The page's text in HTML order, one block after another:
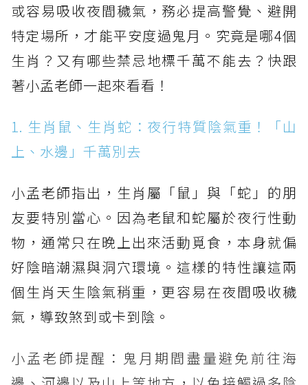
或容易吸收夜間穢氣，務必提高警覺、避開
特定場所，才能平安度過鬼月。究竟是哪4個
生肖？又有哪些禁忌地標千萬不能去？快跟
著小孟老師一起來看看！
1. 生肖鼠、生肖蛇：夜行特質陰氣重！「山
上、水邊」千萬別去
小孟老師指出，生肖屬「鼠」與「蛇」的朋
友要特別當心。因為老鼠和蛇屬於夜行性動
物，通常只在晚上出來活動覓食，本身就偏
好陰暗潮濕與洞穴環境。這樣的特性讓這兩
個生肖天生陰氣稍重，更容易在夜間吸收穢
氣，導致煞到或卡到陰。
小孟老師提醒：鬼月期間盡量避免前往海